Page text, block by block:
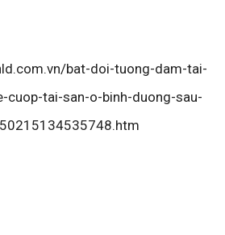
bat-doi-tuong-dam-tai-
cuop-tai-san-o-binh-duong-sau-